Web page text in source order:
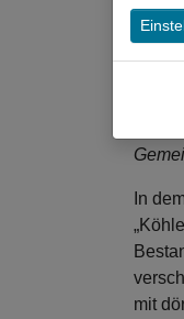
In
mit